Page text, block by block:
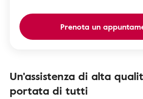
Prenota un
Un'assistenza di alta
portata di tutti